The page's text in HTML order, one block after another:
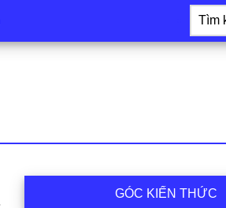
Tìm
kiếm...
GÓC KIẾN THỨC